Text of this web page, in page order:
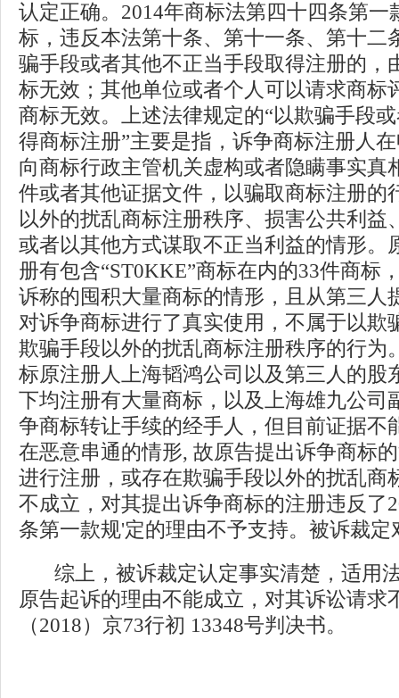
认定正确。2014年商标法第四十四条第一
标，违反本法第十条、第十一条、第十二
骗手段或者其他不正当手段取得注册的，
标无效；其他单位或者个人可以请求商标
商标无效。上述法律规定的“以欺骗手段
得商标注册”主要是指，诉争商标注册人
向商标行政主管机关虚构或者隐瞒事实真
件或者其他证据文件，以骗取商标注册的
以外的扰乱商标注册秩序、损害公共利益
或者以其他方式谋取不正当利益的情形。
册有包含“ST0KKE”商标在内的33件商标
诉称的囤积大量商标的情形，且从第三人
对诉争商标进行了真实使用，不属于以欺
欺骗手段以外的扰乱商标注册秩序的行为
标原注册人上海韬鸿公司以及第三人的股
下均注册有大量商标，以及上海雄九公司
争商标转让手续的经手人，但目前证据不
在恶意串通的情形, 故原告提出诉争商标
进行注册，或存在欺骗手段以外的扰乱商
不成立，对其提出诉争商标的注册违反了
条第一款规'定的理由不予支持。被诉裁定
综上，被诉裁定认定事实清楚，适用
原告起诉的理由不能成立，对其诉讼请求
（2018）京73行初 13348号判决书。